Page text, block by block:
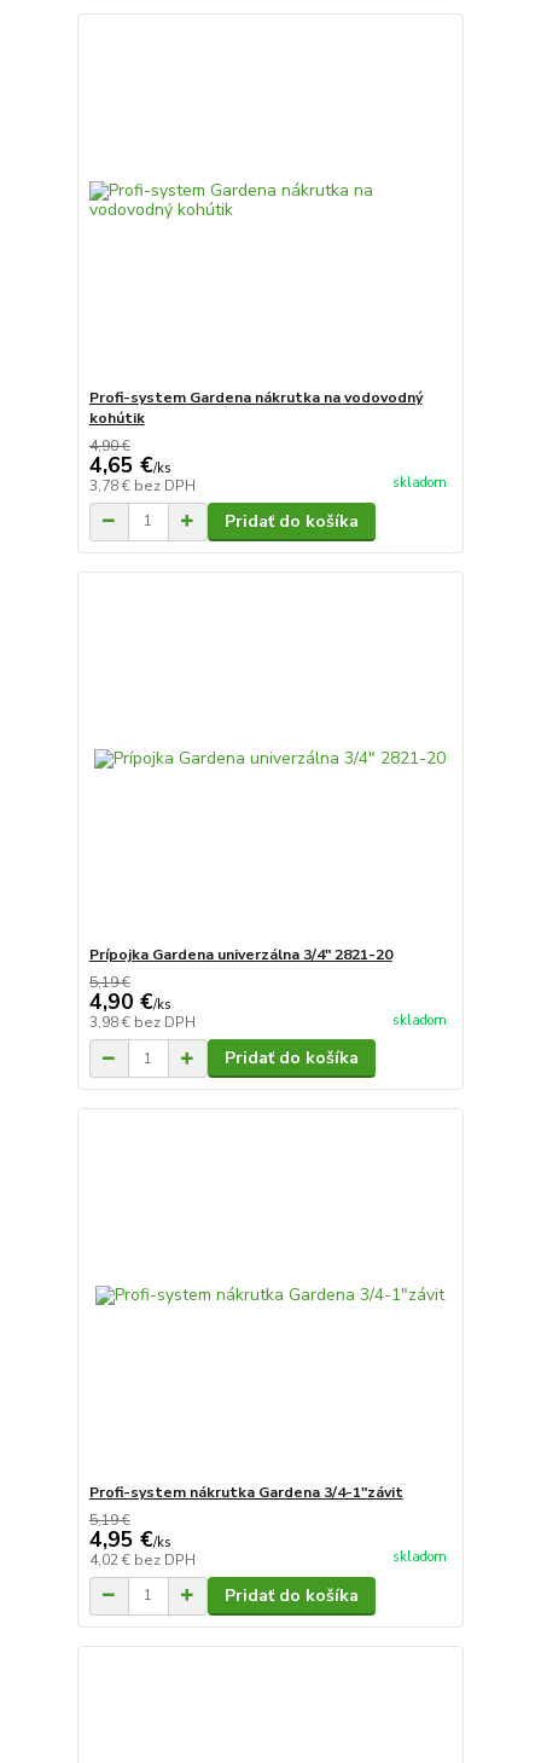
Profi-system Gardena nákrutka na vodovodný
kohútik
4,90 €
4,65 €/ks
3,78 € bez DPH skladom
Pridať do košíka
Prípojka Gardena univerzálna 3/4" 2821-20
5,19 €
4,90 €/ks
3,98 € bez DPH skladom
Pridať do košíka
Profi-system nákrutka Gardena 3/4-1"závit
5,19 €
4,95 €/ks
4,02 € bez DPH skladom
Pridať do košíka